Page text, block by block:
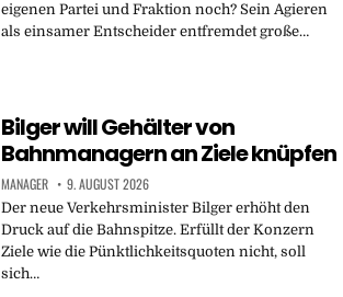
eigenen Partei und Fraktion noch? Sein Agieren
als einsamer Entscheider entfremdet große…
Bilger will Gehälter von
Bahnmanagern an Ziele knüpfen
MANAGER 9. AUGUST 2026
Der neue Verkehrsminister Bilger erhöht den
Druck auf die Bahnspitze. Erfüllt der Konzern
Ziele wie die Pünktlichkeitsquoten nicht, soll
sich…